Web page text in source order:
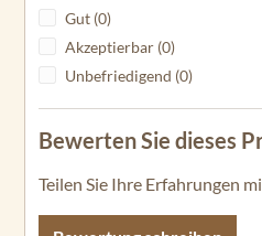
Gut (0)
Akzeptierbar (0)
Unbefriedigend (0)
Bewerten Sie dieses
Teilen Sie Ihre Erfahrungen